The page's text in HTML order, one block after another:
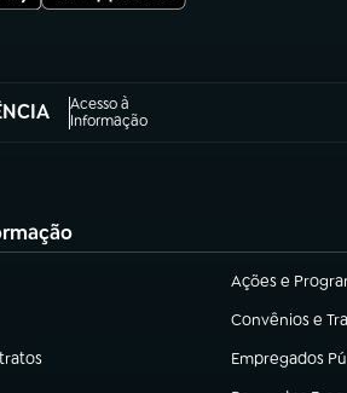
Acesso à
Informação
aba)
Ações e
(abre em nova
Convênios e
(abre em nova
Empregados
(abre em nova